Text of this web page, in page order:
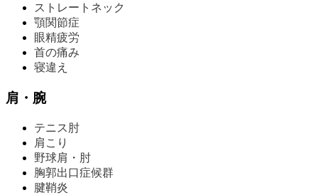
ストレートネック
顎関節症
眼精疲労
首の痛み
寝違え
肩・腕
テニス肘
肩こり
野球肩・肘
胸郭出口症候群
腱鞘炎